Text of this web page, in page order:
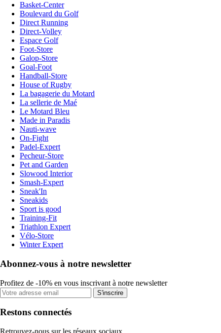
Basket-Center
Boulevard du Golf
Direct Running
Direct-Volley
Espace Golf
Foot-Store
Galop-Store
Goal-Foot
Handball-Store
House of Rugby
La bagagerie du Motard
La sellerie de Maé
Le Motard Bleu
Made in Paradis
Nauti-wave
On-Fight
Padel-Expert
Pecheur-Store
Pet and Garden
Slowood Interior
Smash-Expert
Sneak'In
Sneakids
Sport is good
Training-Fit
Triathlon Expert
Vélo-Store
Winter Expert
Abonnez-vous à notre newsletter
Profitez de -10% en vous inscrivant à notre newsletter
S'inscrire
Restons connectés